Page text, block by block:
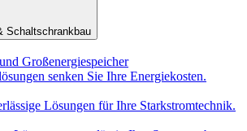
Schaltschrankbau
Großenergiespeicher
senken Sie Ihre Energiekosten.
Lösungen für Ihre Starkstromtechnik.